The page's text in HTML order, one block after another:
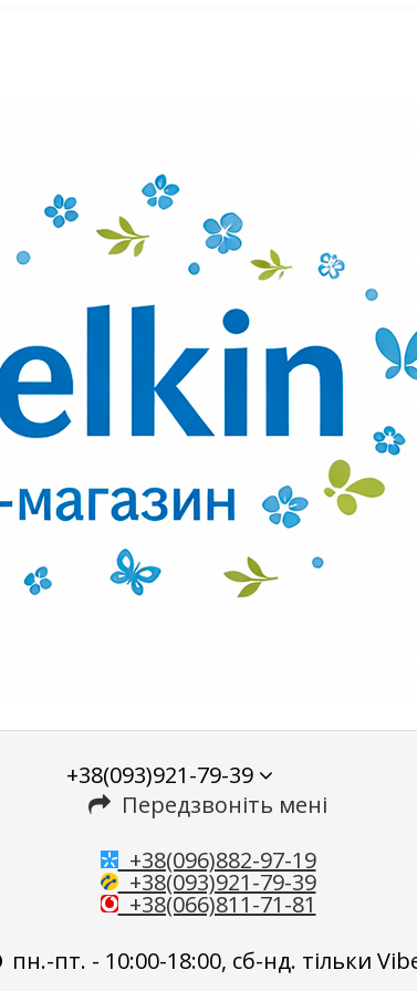
+38(093)921-79-39
Передзвоніть мені
+38(096)882-97-19
+38(093)921-79-39
+38(066)811-71-81
пн.-пт. - 10:00-18:00, сб-нд. тільки